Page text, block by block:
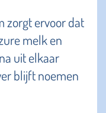
zorgt ervoor dat
melk en
uit elkaar
blijft noemen